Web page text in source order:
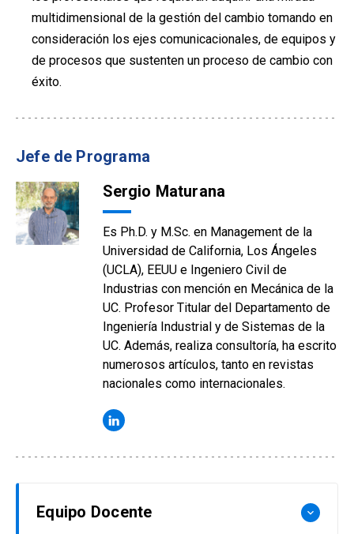
multidimensional de la gestión del cambio tomando en
consideración los ejes comunicacionales, de equipos y
de procesos que sustenten un proceso de cambio con
éxito.
Jefe de Programa
Sergio Maturana
Es Ph.D. y M.Sc. en Management de la
Universidad de California, Los Ángeles
(UCLA), EEUU e Ingeniero Civil de
Industrias con mención en Mecánica de la
UC. Profesor Titular del Departamento de
Ingeniería Industrial y de Sistemas de la
UC. Además, realiza consultoría, ha escrito
numerosos artículos, tanto en revistas
nacionales como internacionales.
Equipo Docente keyboard_arrow_down